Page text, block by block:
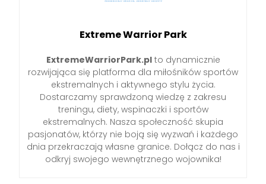
Extreme Warrior Park
ExtremeWarriorPark.plto dynamicznie
rozwijająca się platforma dla miłośników sportów
ekstremalnych i aktywnego stylu życia.
Dostarczamy sprawdzoną wiedzę z zakresu
treningu, diety, wspinaczki i sportów
ekstremalnych. Nasza społeczność skupia
pasjonatów, którzy nie boją się wyzwań i każdego
dnia przekraczają własne granice. Dołącz do nas i
odkryj swojego wewnętrznego wojownika!